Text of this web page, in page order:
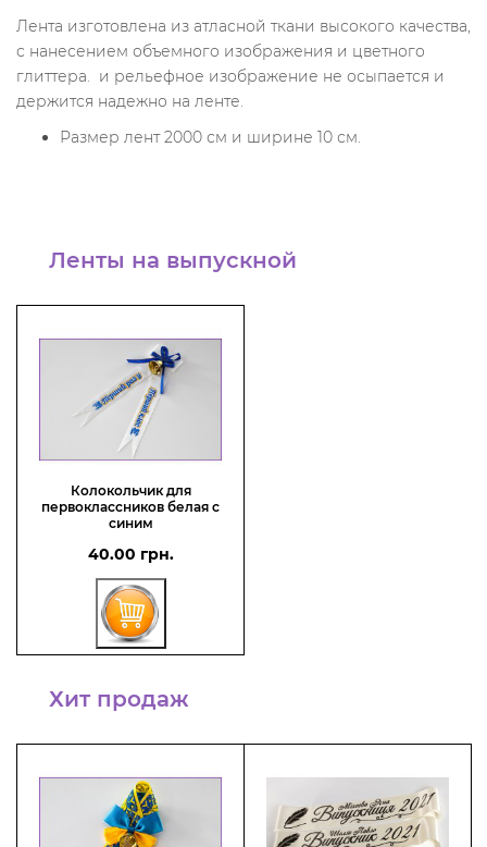
Лента изготовлена из атласной ткани высокого качества,
с нанесением объемного изображения и цветного
глиттера. и рельефное изображение не осыпается и
держится надежно на ленте.
Размер лент 2000 см и ширине 10 см.
Ленты на выпускной
Колокольчик для
первоклассников белая с
синим
40.00 грн.
Хит продаж